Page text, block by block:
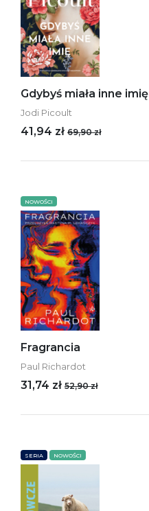
Gdybyś miała inne imię
Jodi Picoult
41,94 zł 69,90 zł
NOWOŚCI
Fragrancia
Paul Richardot
31,74 zł 52,90 zł
SERIA NOWOŚCI